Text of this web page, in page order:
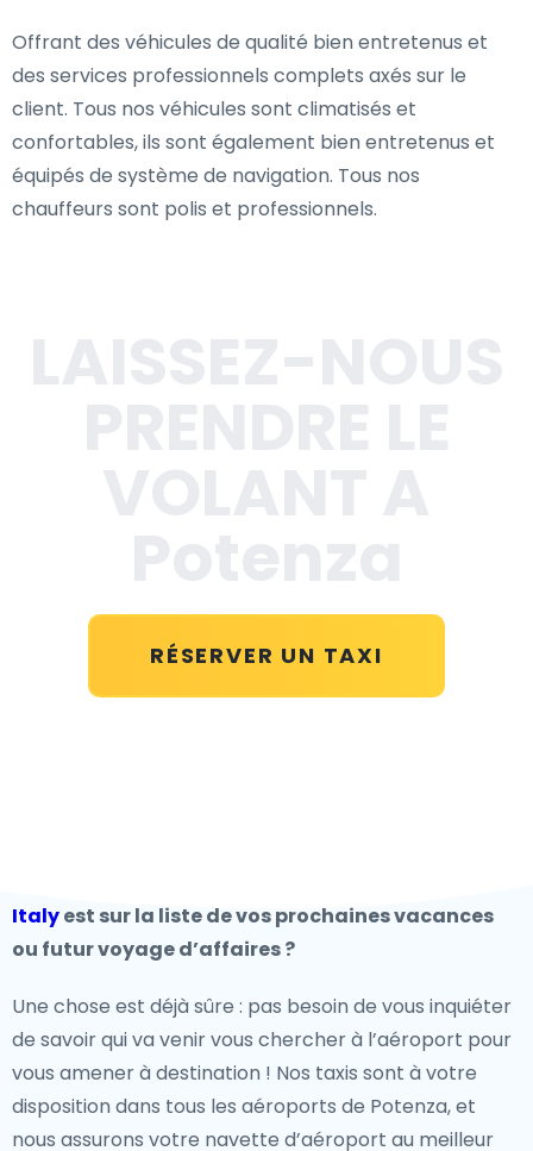
Offrant des véhicules de qualité bien entretenus et
des services professionnels complets axés sur le
client. Tous nos véhicules sont climatisés et
confortables, ils sont également bien entretenus et
équipés de système de navigation. Tous nos
chauffeurs sont polis et professionnels.
RÉSERVER UN TAXI
Italyest sur la liste de vos prochaines vacances
ou futur voyage d’affaires ?
Une chose est déjà sûre : pas besoin de vous inquiéter
de savoir qui va venir vous chercher à l’aéroport pour
vous amener à destination ! Nos taxis sont à votre
disposition dans tous les aéroports de Potenza, et
nous assurons votre navette d’aéroport au meilleur